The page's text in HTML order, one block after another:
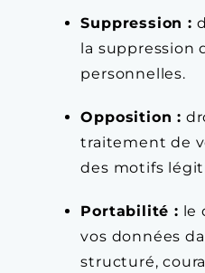
Suppression :
la suppression
personnelles.
Opposition :
traitement de
des motifs
Portabilité : le
vos données
structuré,